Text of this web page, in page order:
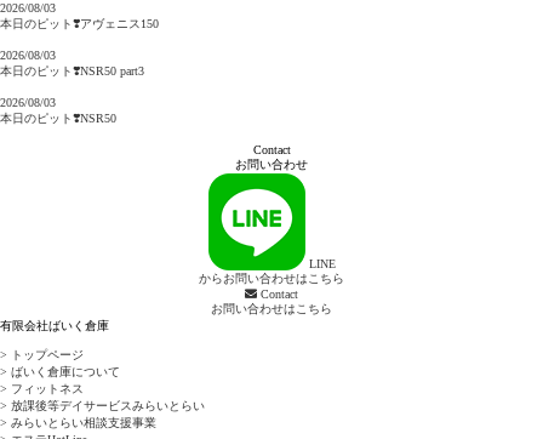
2026/08/03
本日のピット❣️アヴェニス150
2026/08/03
本日のピット❣️NSR50 part3
2026/08/03
本日のピット❣️NSR50
Contact
お問い合わせ
LINE
からお問い合わせはこちら
Contact
お問い合わせはこちら
有限会社ばいく倉庫
> トップページ
> ばいく倉庫について
> フィットネス
> 放課後等デイサービスみらいとらい
> みらいとらい相談支援事業